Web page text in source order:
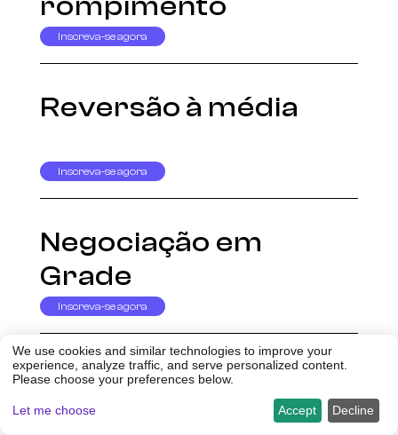
Inscreva-se agora
Reversão à média
Inscreva-se agora
Negociação em
Grade
Inscreva-se agora
Negociação de
Momentum
We use cookies and similar technologies to improve your
experience, analyze traffic, and serve personalized content.
Please choose your preferences below.
Let me choose Decline
Accept